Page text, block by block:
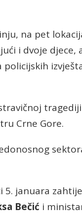
na pet
i dvoje djece,
Crne Gore.
januara
Bečić i